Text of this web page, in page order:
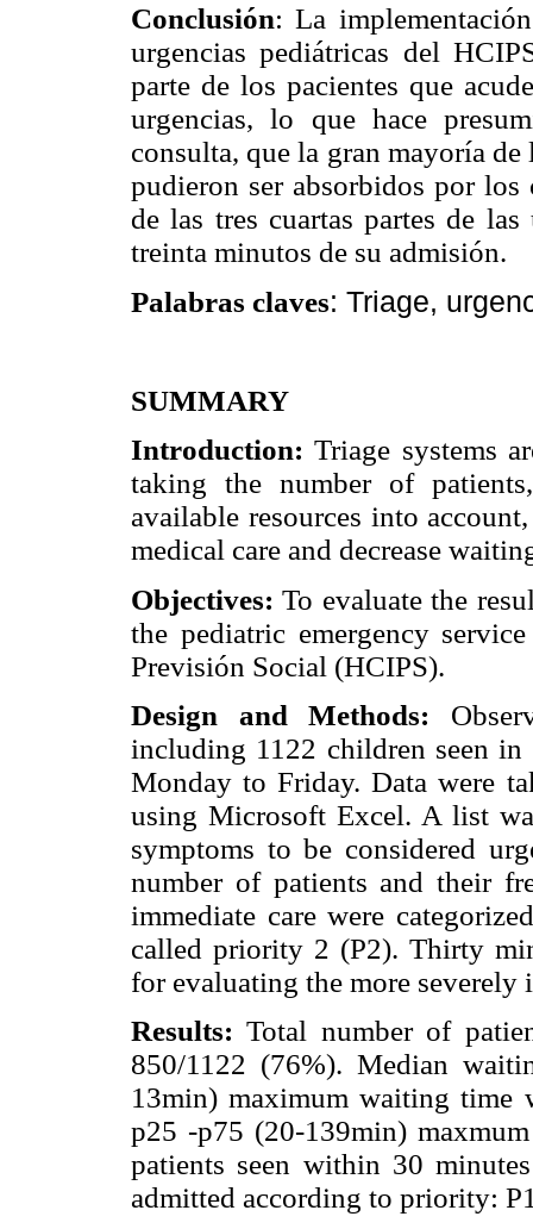
Conclusión: La
urgencias pediátricas del
parte de los pacientes que
urgencias, lo que hace
consulta, que la gran mayoría
pudieron ser absorbidos por los
de las tres cuartas partes de
treinta minutos de su admisión.
Palabras claves: Triage,
SUMMARY
Introduction: Triage systems
taking the number of
available resources into
medical care and decrease
Objectives:To evaluate the
the pediatric emergency
Previsión Social (HCIPS).
Design and Methods:
including 1122 children seen
Monday to Friday. Data were
using Microsoft Excel. A list
symptoms to be considered
number of patients and their
immediate care were
called priority 2 (P2). Thirty
for evaluating the more severely
Results: Total number of
850/1122 (76%). Median
13min) maximum waiting time
p25 -p75 (20-139min)
patients seen within 30
admitted according to priority: